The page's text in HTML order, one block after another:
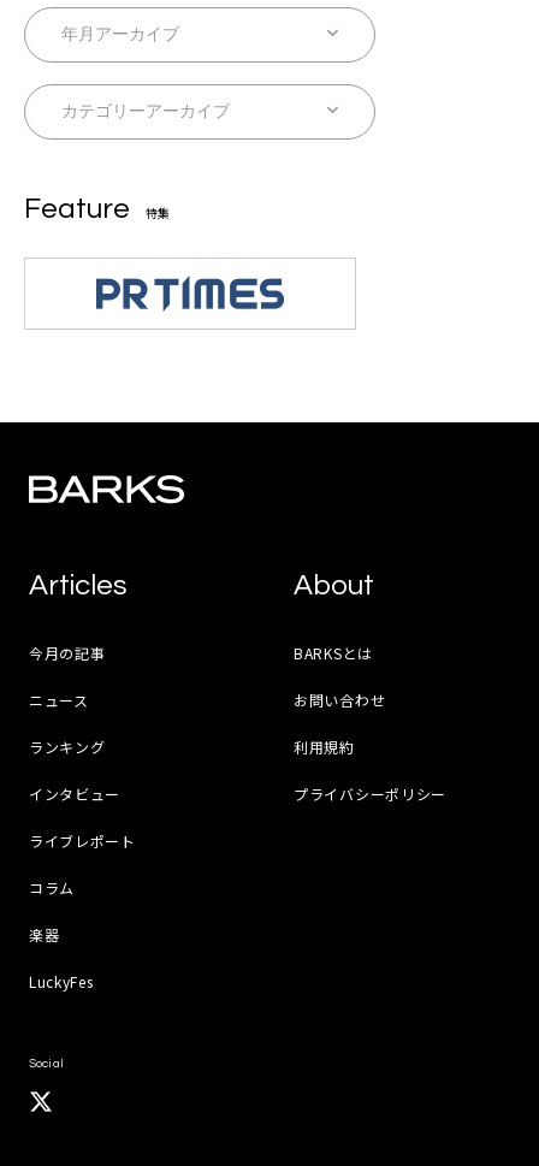
Feature 特集
Articles
今月の記事
ニュース
ランキング
インタビュー
ライブレポート
コラム
楽器
LuckyFes
About
BARKSとは
お問い合わせ
利用規約
プライバシーポリシー
Social